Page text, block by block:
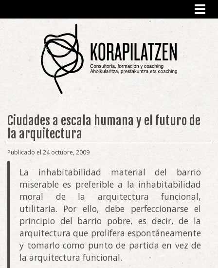
Ciudades a escala humana y el futuro de
la arquitectura
Publicado el 24 octubre, 2009
La inhabitabilidad material del barrio
miserable es preferible a la inhabitabilidad
moral de la arquitectura funcional,
utilitaria. Por ello, debe perfeccionarse el
principio del barrio pobre, es decir, de la
arquitectura que prolifera espontáneamente
y tomarlo como punto de partida en vez de
la arquitectura funcional.